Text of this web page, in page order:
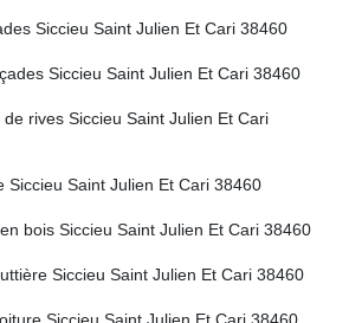
Siccieu Saint Julien Et Cari 38460
Siccieu Saint Julien Et Cari 38460
rives Siccieu Saint Julien Et Cari
Siccieu Saint Julien Et Cari 38460
bois Siccieu Saint Julien Et Cari 38460
Siccieu Saint Julien Et Cari 38460